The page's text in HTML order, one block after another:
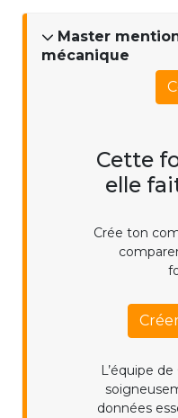
Master
mécanique
Cette
elle
Crée ton
L’équipe
données